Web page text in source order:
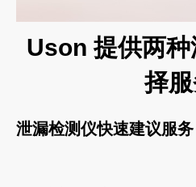
Uson 提供两
择
泄漏检测仪快速建议服务